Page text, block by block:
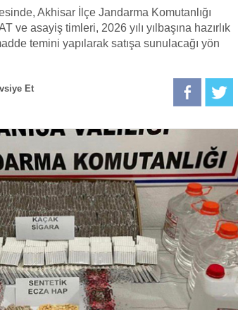
Akhisar İlçe Jandarma Komutanlığı
asayiş timleri, 2026 yılı yılbaşına hazırlık
temini yapılarak satışa sunulacağı yön
Et